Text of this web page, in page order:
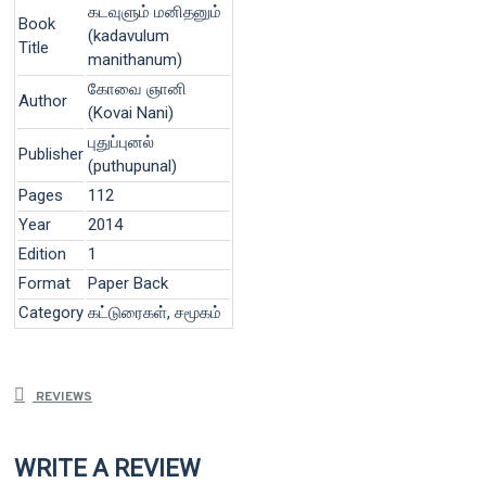
Book
Title
கடவுளும் மனிதனும்
(kadavulum
manithanum)
Author
கோவை ஞானி
(Kovai Nani)
Publisher
புதுப்புனல்
(puthupunal)
Pages
112
Year
2014
Edition
1
Format
Paper Back
Category கட்டுரைகள், சமூகம்
REVIEWS
WRITE A REVIEW